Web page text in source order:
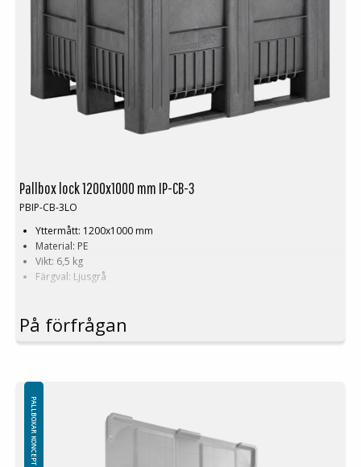
Pallbox lock 1200x1000 mm IP-CB-3
PBIP-CB-3LO
Yttermått: 1200x1000 mm
Material: PE
Vikt: 6,5 kg
Färgval: Ljusgrå
På förfrågan
PALLBOXAR KONCEPT